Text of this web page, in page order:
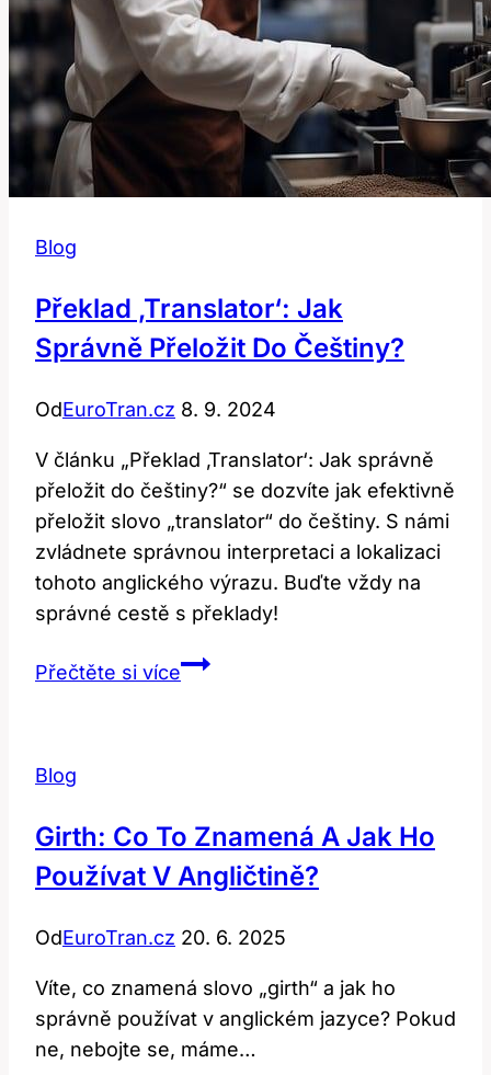
Blog
Překlad ‚translator‘: Jak
Správně Přeložit Do Češtiny?
OdEuroTran.cz 8. 9. 2024
V článku „Překlad ‚Translator‘: Jak správně
přeložit do češtiny?“ se dozvíte jak efektivně
přeložit slovo „translator“ do češtiny. S námi
zvládnete správnou interpretaci a lokalizaci
tohoto anglického výrazu. Buďte vždy na
správné cestě s překlady!
Přečtěte si vícePřeklad
češtiny?
Blog
Girth: Co To Znamená A Jak Ho
Používat V Angličtině?
OdEuroTran.cz 20. 6. 2025
Víte, co znamená slovo „girth“ a jak ho
správně používat v anglickém jazyce? Pokud
ne, nebojte se, máme…